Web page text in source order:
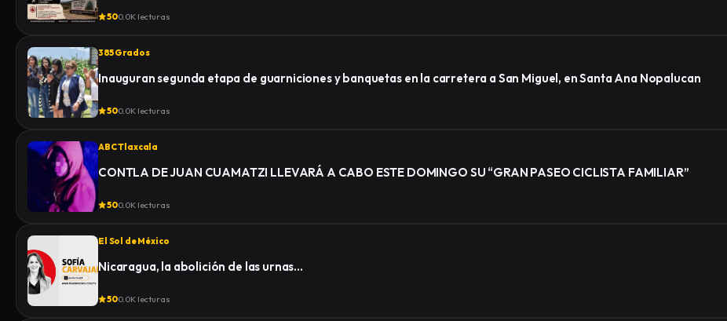
500.0K lecturas
385 Grados
Inauguran segunda etapa de guarniciones y banquetas en la carretera a San Miguel, en Santa Ana Nopalucan
500.0K lecturas
ABC Tlaxcala
CONTLA DE JUAN CUAMATZI LLEVARÁ A CABO ESTE DOMINGO SU “GRAN PASEO CICLISTA FAMILIAR”
500.0K lecturas
El Sol de México
Nicaragua, la abolición de las urnas…
500.0K lecturas